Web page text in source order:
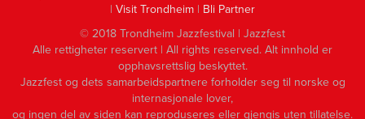
| Visit Trondheim | Bli Partner
© 2018 Trondheim Jazzfestival | Jazzfest
Alle rettigheter reservert | All rights reserved. Alt innhold er
opphavsrettslig beskyttet.
Jazzfest og dets samarbeidspartnere forholder seg til norske og
internasjonale lover,
og ingen del av siden kan reproduseres eller gjengis uten tillatelse.